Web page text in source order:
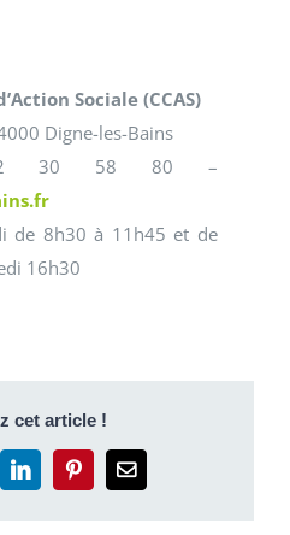
Sociale (CCAS)
Digne-les-Bains
30 58 80 –
de 8h30 à 11h45 et de
16h30
cet article !
LinkedInPinterestEmail